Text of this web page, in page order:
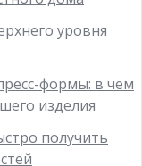
уровня
формы: в чем
изделия
получить